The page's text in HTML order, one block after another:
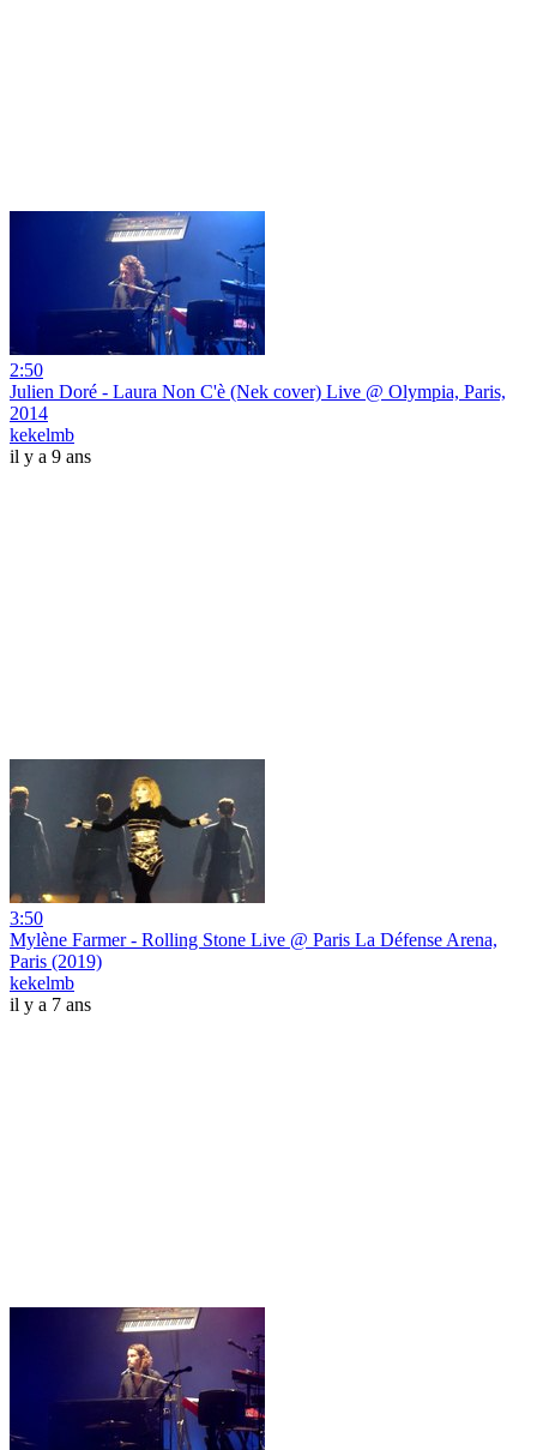
2:50
Julien Doré - Laura Non C'è (Nek cover) Live @ Olympia, Paris,
2014
kekelmb
il y a 9 ans
3:50
Mylène Farmer - Rolling Stone Live @ Paris La Défense Arena,
Paris (2019)
kekelmb
il y a 7 ans